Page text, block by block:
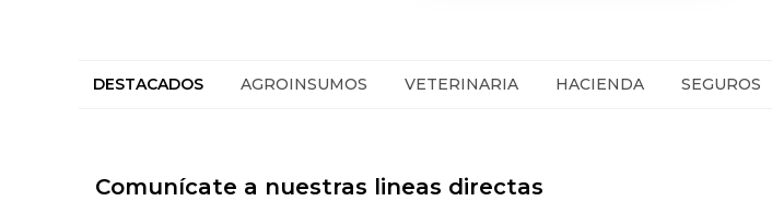
DESTACADOS AGROINSUMOS VETERINARIA HACIENDA SEGUROS
Comunícate a nuestras lineas directas